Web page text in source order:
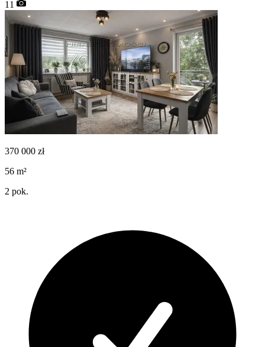
11
370 000 zł
56 m²
2 pok.